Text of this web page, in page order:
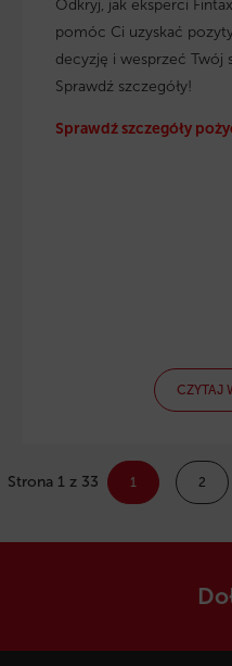
Odkryj, jak eksperci
pomóc Ci uzyskać
decyzję i wesprzeć Twój
Sprawdź szczegóły!
Sprawdź szczegóły
CZYTAJ
Strona 1 z 33 1 2